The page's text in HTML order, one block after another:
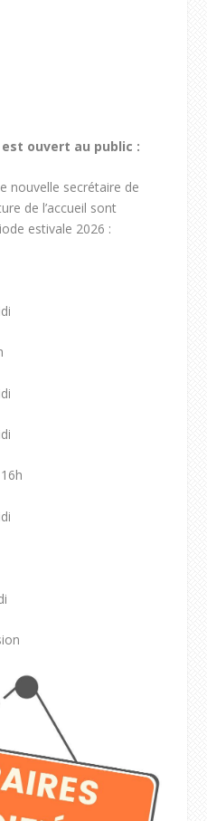
ouvert au public :
nouvelle secrétaire de
de l’accueil sont
estivale 2026 :